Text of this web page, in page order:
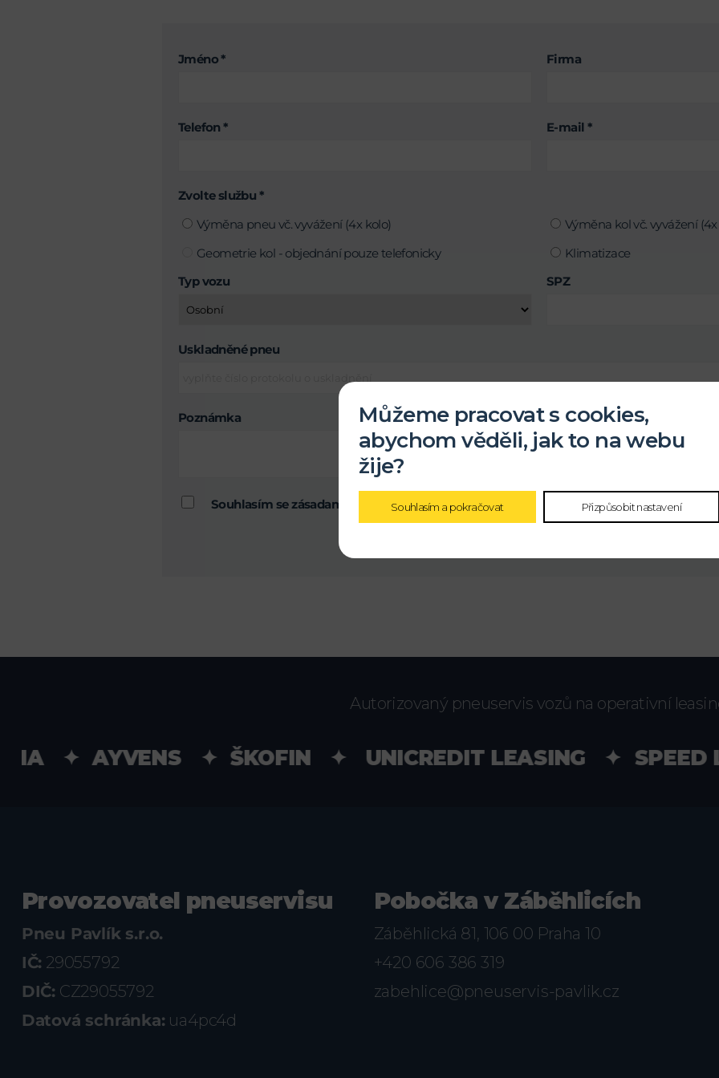
Jméno * Firma
Telefon * E-mail *
Zvolte službu *
Výměna pneu vč. vyvážení (4x kolo)
Výměna kol vč. vyvážení
Geometrie kol - objednání pouze telefonicky
Klimatizace
Typ vozu
SPZ
Uskladněné pneu
Poznámka
Souhlasím se zásadami ochranyosobních údajů
Autorizovaný pneuservis vozů na operativní
✦ AYVENS ✦ ŠKOFIN ✦ UNICREDIT LEASING ✦ SPEED
Provozovatel pneuservisu
Pneu Pavlík s.r.o.
IČ: 29055792
DIČ: CZ29055792
Datová schránka: ua4pc4d
Pobočka v Záběhlicích
Záběhlická 81, 106 00 Praha 10
+420 606 386 319
zabehlice@pneuservis-pavlik.cz
Můžeme pracovat s cookies,
abychom věděli, jak to na webu
žije?
Souhlasím a pokračovat Přizpůsobit nastavení